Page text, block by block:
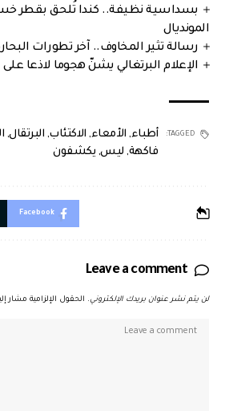
بسداسية نظيفة.. كندا تُلحق بقطر
المونديال
رسالة تثير المخاوف.. آخر تطورات
الإعلام البرتغالي يشنّ هجوما لاذعا على
TAGGED: أطباء, الأمعاء, الاكتئاب, البرتقال,
فاكهة, ليس, يكشفون
Facebook
Leave a comment
لن يتم نشر عنوان بريدك الإلكتروني. الحقول الإلزامية مشار